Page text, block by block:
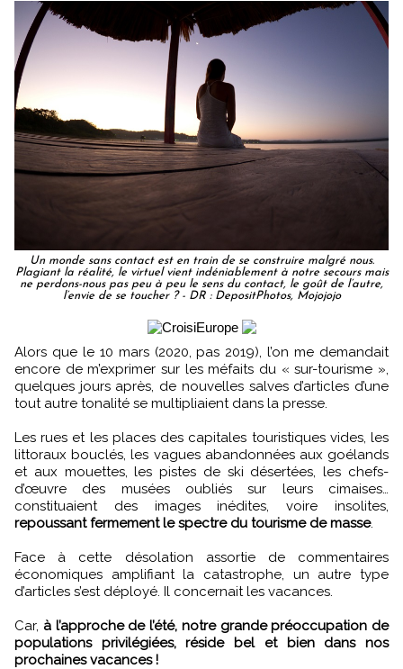
Un monde sans contact est en train de se construire malgré nous.
Plagiant la réalité, le virtuel vient indéniablement à notre secours mais
ne perdons-nous pas peu à peu le sens du contact, le goût de l’autre,
l’envie de se toucher ? - DR : DepositPhotos, Mojojojo
Alors que le 10 mars (2020, pas 2019), l’on me demandait
encore de m’exprimer sur les méfaits du « sur-tourisme »,
quelques jours après, de nouvelles salves d’articles d’une
tout autre tonalité se multipliaient dans la presse.
Les rues et les places des capitales touristiques vides, les
littoraux bouclés, les vagues abandonnées aux goélands
et aux mouettes, les pistes de ski désertées, les chefs-
d’œuvre des musées oubliés sur leurs cimaises…
constituaient des images inédites, voire insolites,
repoussant fermement le spectre du tourisme de masse.
Face à cette désolation assortie de commentaires
économiques amplifiant la catastrophe, un autre type
d’articles s’est déployé. Il concernait les vacances.
Car, à l’approche de l’été, notre grande préoccupation de
populations privilégiées, réside bel et bien dans nos
prochaines vacances !